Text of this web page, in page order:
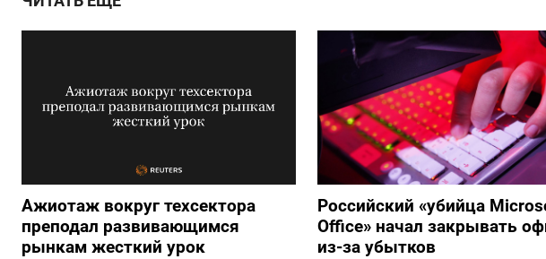
Ажиотаж вокруг техсектора
преподал развивающимся
рынкам жесткий урок
Российский «убийца
Office» начал закрывать
из-за убытков